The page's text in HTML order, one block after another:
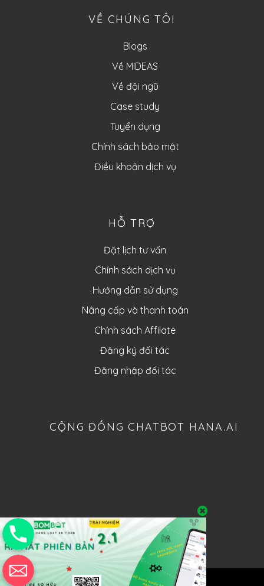
VỀ CHÚNG TÔI
Blogs
Về MIDEAS
Về đội ngũ
Case study
Tuyển dụng
Chính sách bảo mật
Điều khoản dịch vụ
HỖ TRỢ
Đặt lịch tư vấn
Chính sách dịch vụ
Hướng dẫn sử dụng
Nâng cấp và thanh toán
Chính sách Affilate
Đăng ký đối tác
Đăng nhập đối tác
CỘNG ĐỒNG CHATBOT HANA.AI